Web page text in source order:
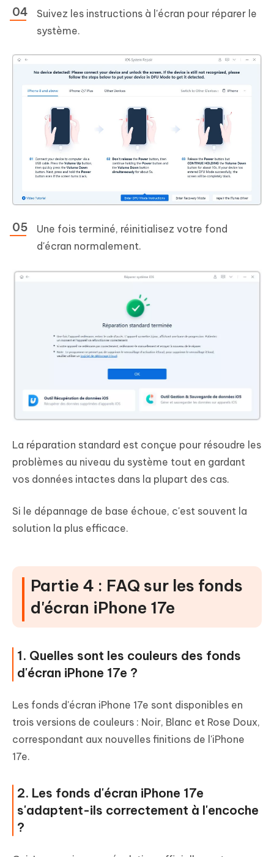
Suivez les instructions à l'écran pour réparer le
système.
Une fois terminé, réinitialisez votre fond
d'écran normalement.
La réparation standard est conçue pour résoudre les
problèmes au niveau du système tout en gardant
vos données intactes dans la plupart des cas.
Si le dépannage de base échoue, c'est souvent la
solution la plus efficace.
Partie 4 : FAQ sur les fonds
d'écran iPhone 17e
1. Quelles sont les couleurs des fonds
d'écran iPhone 17e ?
Les fonds d'écran iPhone 17e sont disponibles en
trois versions de couleurs : Noir, Blanc et Rose Doux,
correspondant aux nouvelles finitions de l'iPhone
17e.
2. Les fonds d'écran iPhone 17e
s'adaptent-ils correctement à l'encoche
?